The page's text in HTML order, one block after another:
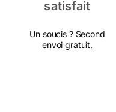
satisfait
Un soucis ? Second
envoi gratuit.